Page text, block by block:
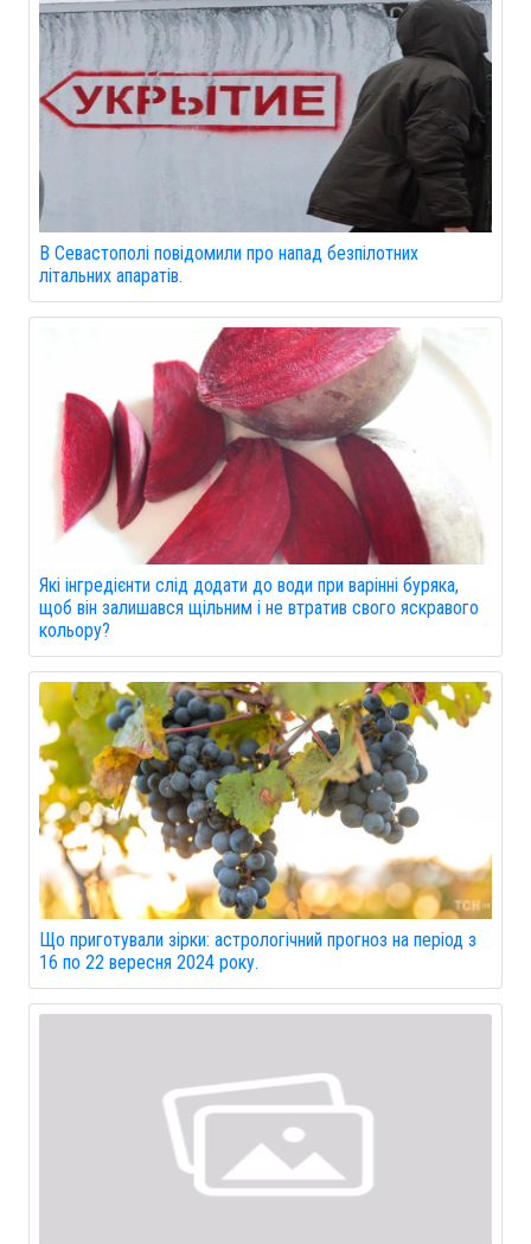
В Севастополі повідомили про напад безпілотних
літальних апаратів.
Які інгредієнти слід додати до води при варінні буряка,
щоб він залишався щільним і не втратив свого яскравого
кольору?
Що приготували зірки: астрологічний прогноз на період з
16 по 22 вересня 2024 року.